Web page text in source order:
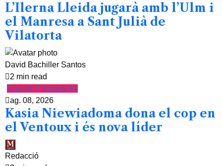
L’Ilerna Lleida jugarà amb l’Ulm i
el Manresa a Sant Julià de
Vilatorta
David Bachiller Santos
2 min read
Esports Poliesportiu
ag. 08, 2026
Kasia Niewiadoma dona el cop en
el Ventoux i és nova líder
Redacció